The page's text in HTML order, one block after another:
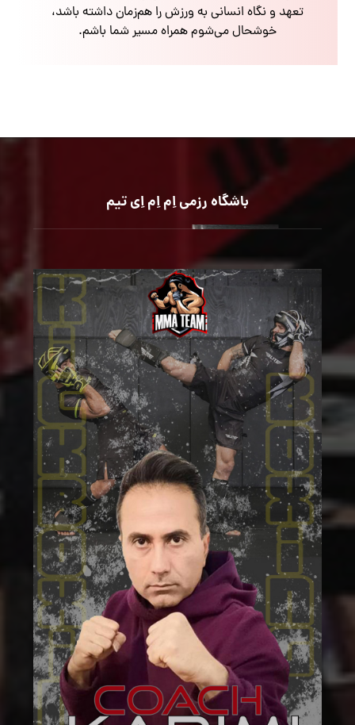
تعهد و نگاه انسانی به ورزش را هم‌زمان داشته باشد،
خوشحال می‌شوم همراه مسیر شما باشم.
باشگاه رزمی اِم اِم اِی تیم